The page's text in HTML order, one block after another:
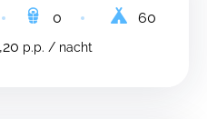
0
60
p.p. / nacht